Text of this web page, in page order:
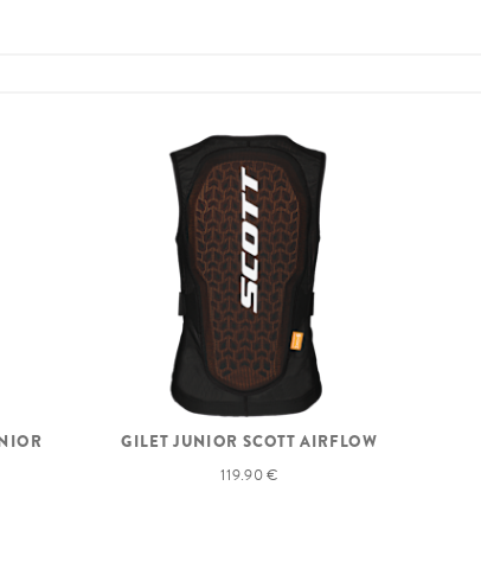
GILET JUNIOR SCOTT AIRFLOW
119.90 €